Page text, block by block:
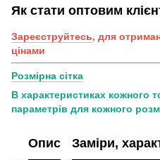
Як стати оптовим
Зареєструйтесь, для
цінами
Розмірна сітка
В характеристиках кожного
параметрів для кожного
Опис Заміри,